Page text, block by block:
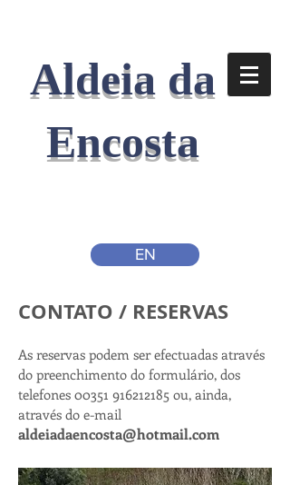
Aldeia da
Encosta
EN
CONTATO / RESERVAS
As reservas podem ser efectuadas através
do preenchimento do formulário, dos
telefones 00351 916212185 ou, ainda,
através do e-mail
aldeiadaencosta@hotmail.com